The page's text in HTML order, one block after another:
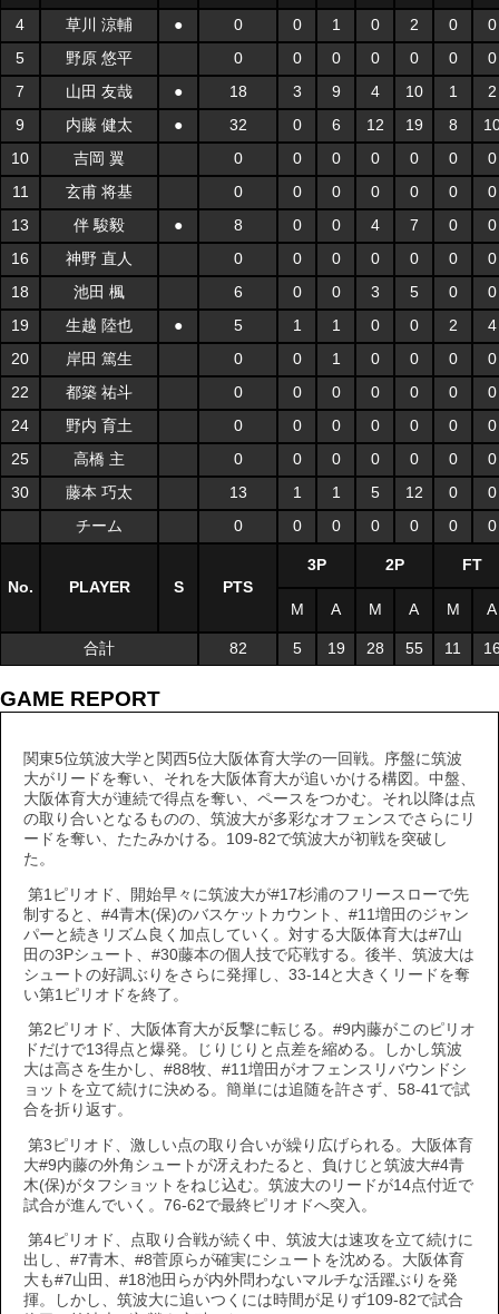
4 草川 涼輔 ● 0 0 1 0 2 0
0
5
野原 悠平 0 0 0 0 0 0
0
7
山田 友哉 ● 18 3 9 4 10 1
2
9
内藤 健太 ● 32 0 6 12 19 8
10
吉岡 翼 0 0 0 0 0 0
0
11
玄甫 将基 0 0 0 0 0 0
0
13
伴 駿毅 ● 8 0 0 4 7 0
0
16
神野 直人 0 0 0 0 0 0
0
18
池田 楓 6 0 0 3 5 0
0
19
生越 陸也 ● 5 1 1 0 0 2
4
20
岸田 篤生 0 0 1 0 0 0
0
22
都築 祐斗 0 0 0 0 0 0
0
24
野内 育土 0 0 0 0 0 0
0
25
高橋 主 0 0 0 0 0 0
0
30
藤本 巧太 13 1 1 5 12 0
0
チーム
0 0 0 0 0 0 0
No. PLAYER S PTS
3P 2P FT
M A M A M A
合計 82 5 19 28 55 11
GAME REPORT
関東5位筑波大学と関西5位大阪体育大学の一回戦。序盤に筑波
大がリードを奪い、それを大阪体育大が追いかける構図。中盤、
大阪体育大が連続で得点を奪い、ペースをつかむ。それ以降は点
の取り合いとなるものの、筑波大が多彩なオフェンスでさらにリ
ードを奪い、たたみかける。109-82で筑波大が初戦を突破し
た。
第1ピリオド、開始早々に筑波大が#17杉浦のフリースローで先
制すると、#4青木(保)のバスケットカウント、#11増田のジャン
パーと続きリズム良く加点していく。対する大阪体育大は#7山
田の3Pシュート、#30藤本の個人技で応戦する。後半、筑波大は
シュートの好調ぶりをさらに発揮し、33-14と大きくリードを奪
い第1ピリオドを終了。
第2ピリオド、大阪体育大が反撃に転じる。#9内藤がこのピリオ
ドだけで13得点と爆発。じりじりと点差を縮める。しかし筑波
大は高さを生かし、#88牧、#11増田がオフェンスリバウンドシ
ョットを立て続けに決める。簡単には追随を許さず、58-41で試
合を折り返す。
第3ピリオド、激しい点の取り合いが繰り広げられる。大阪体育
大#9内藤の外角シュートが冴えわたると、負けじと筑波大#4青
木(保)がタフショットをねじ込む。筑波大のリードが14点付近で
試合が進んでいく。76-62で最終ピリオドへ突入。
第4ピリオド、点取り合戦が続く中、筑波大は速攻を立て続けに
出し、#7青木、#8菅原らが確実にシュートを沈める。大阪体育
大も#7山田、#18池田らが内外問わないマルチな活躍ぶりを発
揮。しかし、筑波大に追いつくには時間が足りず109-82で試合